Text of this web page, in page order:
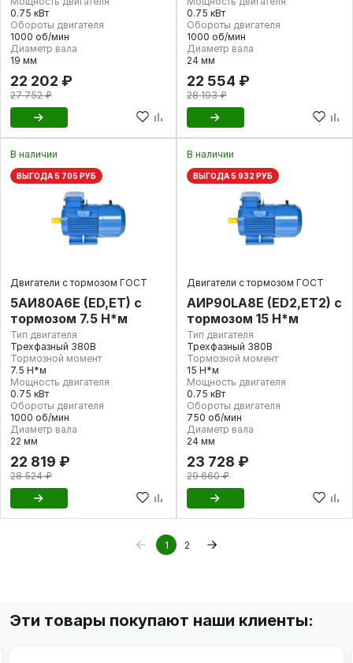
0.75 кВт
Обороты двигателя
1000 об/мин
Диаметр вала
19 мм
22 202 ₽
27 752 ₽
0.75 кВт
Обороты двигателя
1000 об/мин
Диаметр вала
24 мм
22 554 ₽
28 193 ₽
В наличии
ВЫГОДА 5 705 РУБ
Двигатели с тормозом ГОСТ
5АИ80А6E (ED,ET) с
тормозом 7.5 Н*м
Тип двигателя
Трехфазный 380В
Тормозной момент
7.5 Н*м
Мощность двигателя
0.75 кВт
Обороты двигателя
1000 об/мин
Диаметр вала
22 мм
22 819 ₽
28 524 ₽
В наличии
ВЫГОДА 5 932 РУБ
Двигатели с тормозом ГОСТ
АИР90LA8E (ED2,ET2) с
тормозом 15 Н*м
Тип двигателя
Трехфазный 380В
Тормозной момент
15 Н*м
Мощность двигателя
0.75 кВт
Обороты двигателя
750 об/мин
Диаметр вала
24 мм
23 728 ₽
29 660 ₽
1 2
Эти товары покупают наши клиенты: